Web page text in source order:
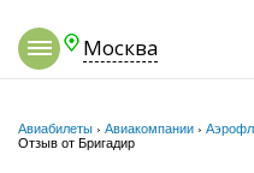
Москва
Авиабилеты › Авиакомпании ›
Отзыв от Бригадир